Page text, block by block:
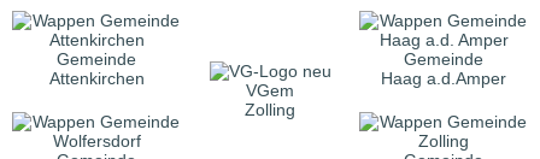
Gemeinde
Attenkirchen
VGem
Zolling
Gemeinde
Haag a.d.Amper